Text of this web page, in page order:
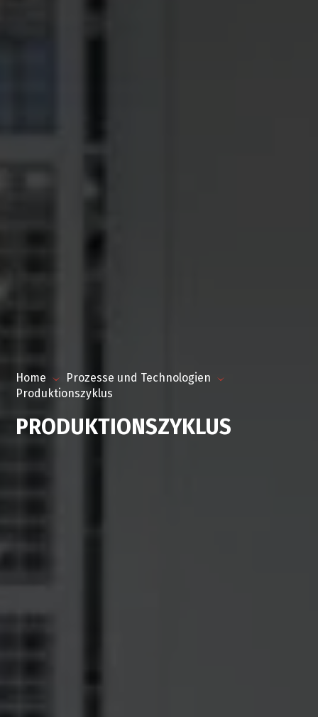
Home
Prozesse und Technologien
Produktionszyklus
PRODUKTIONSZYKLUS